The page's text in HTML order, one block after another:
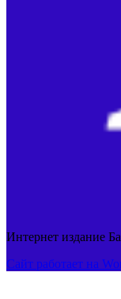
Интернет издание
Сайт работает на